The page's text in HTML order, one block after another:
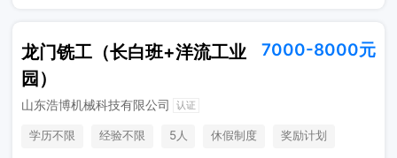
龙门铣工（长白班+洋流工业
园）
7000-8000元
山东浩博机械科技有限公司 认证
学历不限 经验不限 5人 休假制度
奖励计划